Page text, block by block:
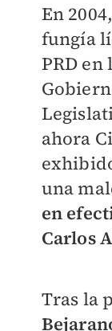
En
fungía
PRD en
ahora
una
en
Carlos
Tras la